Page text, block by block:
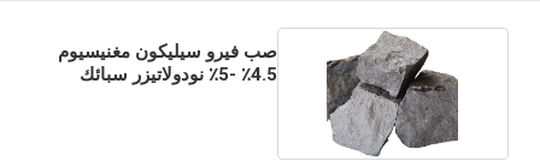
صب فيرو سيليكون مغنيسيوم
4.5٪ -5٪ نودولاتيزر سبائك